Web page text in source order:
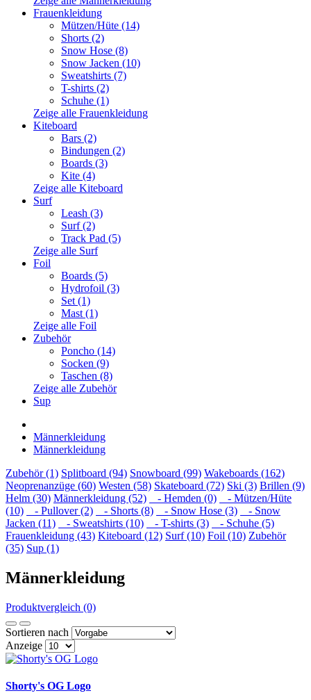
Frauenkleidung
Mützen/Hüte (14)
Shorts (2)
Snow Hose (8)
Snow Jacken (10)
Sweatshirts (7)
T-shirts (2)
Schuhe (1)
Zeige alle Frauenkleidung
Kiteboard
Bars (2)
Bindungen (2)
Boards (3)
Kite (4)
Zeige alle Kiteboard
Surf
Leash (3)
Surf (2)
Track Pad (5)
Zeige alle Surf
Foil
Boards (5)
Hydrofoil (3)
Set (1)
Mast (1)
Zeige alle Foil
Zubehör
Poncho (14)
Socken (9)
Taschen (8)
Zeige alle Zubehör
Sup
Männerkleidung
Männerkleidung
Zubehör (1) Splitboard (94) Snowboard (99) Wakeboards (162)
Neoprenanzüge (60) Westen (58) Skateboard (72) Ski (3) Brillen (9)
Helm (30) Männerkleidung (52) - Hemden (0)
- Mützen/Hüte
(10)
- Pullover (2) - Shorts (8) - Snow Hose (3)
- Snow
Jacken (11)
- Sweatshirts (10) - T-shirts (3)
- Schuhe (5)
Frauenkleidung (43) Kiteboard (12) Surf (10) Foil (10) Zubehör
(35) Sup (1)
Männerkleidung
Produktvergleich (0)
Sortieren nach
Anzeige
Shorty's OG Logo